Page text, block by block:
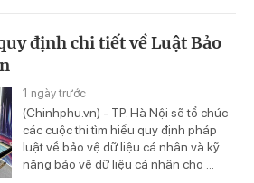
định chi tiết về Luật Bảo
1 ngày trước
(Chinhphu.vn) - TP. Hà Nội sẽ tổ chức
các cuộc thi tìm hiểu quy định pháp
luật về bảo vệ dữ liệu cá nhân và kỹ
năng bảo vệ dữ liệu cá nhân cho ...